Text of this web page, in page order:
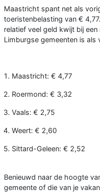
Maastricht spant net als
toeristenbelasting van €
relatief veel geld kwijt bij
Limburgse gemeenten is als
Maastricht: € 4,77
Roermond: € 3,32
Vaals: € 2,75
Weert: € 2,60
Sittard-Geleen: € 2,52
Benieuwd naar de hoogte
gemeente of die van je